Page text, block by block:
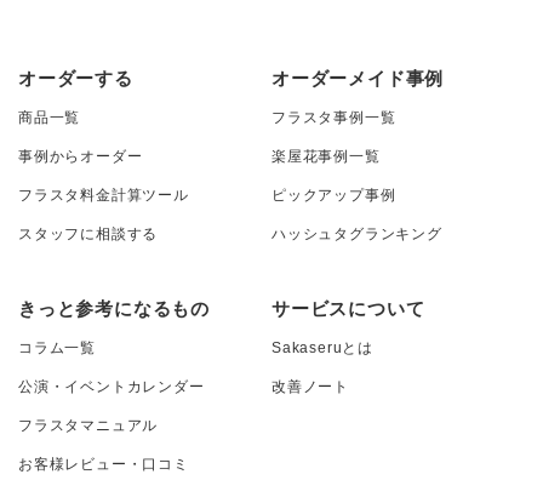
オーダーする
商品一覧
事例からオーダー
フラスタ料金計算ツール
スタッフに相談する
オーダーメイド事例
フラスタ事例一覧
楽屋花事例一覧
ピックアップ事例
ハッシュタグランキング
きっと参考になるもの
コラム一覧
公演・イベントカレンダー
フラスタマニュアル
お客様レビュー・口コミ
サービスについて
Sakaseruとは
改善ノート